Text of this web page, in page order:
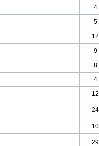
4
5
12
9
8
4
12
24
10
29